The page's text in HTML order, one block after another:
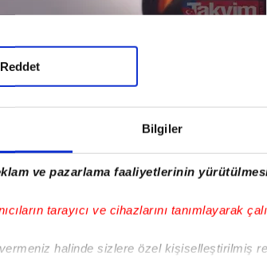
Bilgiler
ve pazarlama faaliyetlerinin
tarayıcı ve cihazlarını tanımlayarak
halinde sizlere özel kişiselleştirilmiş
Reddet
dünyaya gelenYılmaz Morgül,
musiki dersleri aldı. Yılmaz Morgül
ve Türk Sanat Müziği türünde